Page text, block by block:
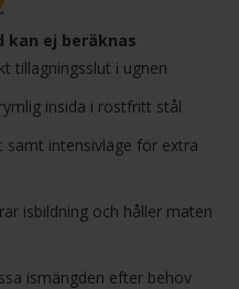
kan ej beräknas
tillagningsslut i ugnen
insida i rostfritt stål
samt intensivläge för extra
isbildning och håller maten
ismängden efter behov